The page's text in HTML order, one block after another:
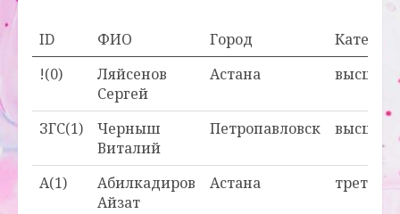
ID ФИО Город
!(0)
Ляйсенов
Сергей
Астана высшая
ЗГС(1)
Черныш
Виталий
Петропавловск высшая
A(1)
Абилкадиров
Айзат
Астана третья